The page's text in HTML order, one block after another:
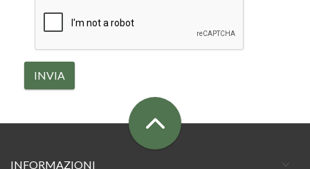
INVIA
INFORMAZIONI